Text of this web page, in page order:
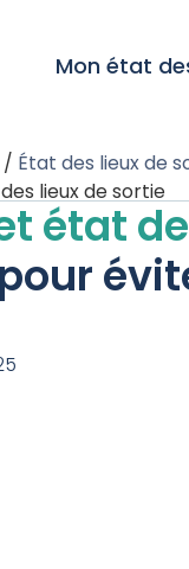
Mon état
/ État des lieux de
lieux de sortie
état